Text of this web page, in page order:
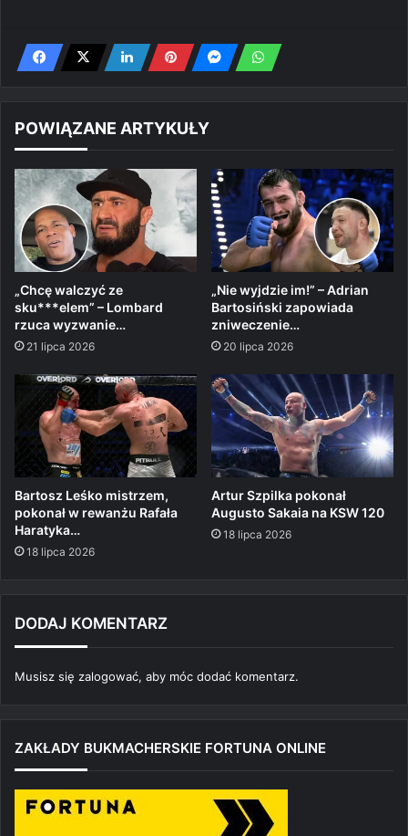
POWIĄZANE ARTYKUŁY
„Chcę walczyć ze
sku***elem” – Lombard
rzuca wyzwanie…
21 lipca 2026
„Nie wyjdzie im!” – Adrian
Bartosiński zapowiada
zniweczenie…
20 lipca 2026
Bartosz Leśko mistrzem,
pokonał w rewanżu Rafała
Haratyka…
18 lipca 2026
Artur Szpilka pokonał
Augusto Sakaia na KSW 120
18 lipca 2026
DODAJ KOMENTARZ
Musisz się zalogować, aby móc dodać komentarz.
ZAKŁADY BUKMACHERSKIE FORTUNA ONLINE